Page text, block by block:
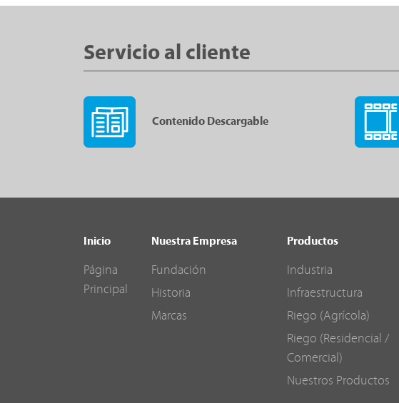
Servicio al cliente
Contenido Descargable
Inicio
Página
Principal
Nuestra Empresa
Fundación
Historia
Marcas
Productos
Industria
Infraestructura
Riego (Agrícola)
Riego (Residencial /
Comercial)
Nuestros Productos